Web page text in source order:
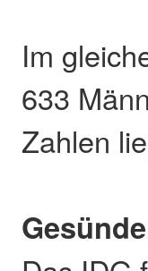
Im
633
Zahlen